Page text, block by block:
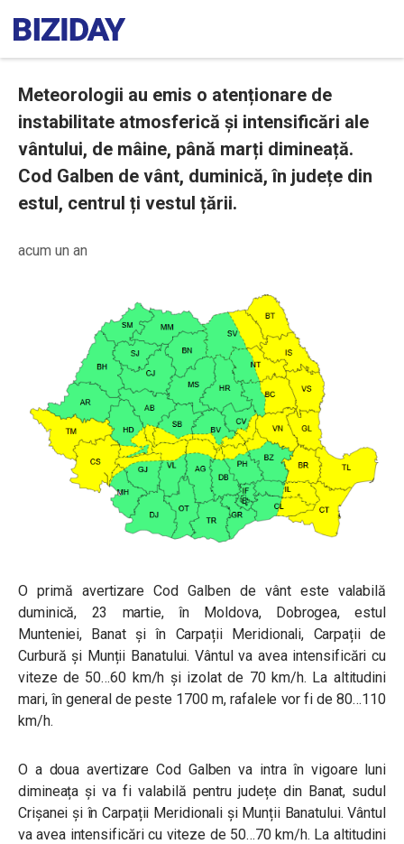
Meteorologii au emis o atenționare de
instabilitate atmosferică și intensificări ale
vântului, de mâine, până marți dimineață.
Cod Galben de vânt, duminică, în județe din
estul, centrul ți vestul țării.
acum un an
O primă avertizare Cod Galben de vânt este valabilă
duminică, 23 martie, în Moldova, Dobrogea, estul
Munteniei, Banat și în Carpații Meridionali, Carpații de
Curbură și Munții Banatului. Vântul va avea intensificări cu
viteze de 50…60 km/h și izolat de 70 km/h. La altitudini
mari, în general de peste 1700 m, rafalele vor fi de 80…110
km/h.
O a doua avertizare Cod Galben va intra în vigoare luni
dimineața și va fi valabilă pentru județe din Banat, sudul
Crișanei și în Carpații Meridionali și Munții Banatului. Vântul
va avea intensificări cu viteze de 50…70 km/h. La altitudini